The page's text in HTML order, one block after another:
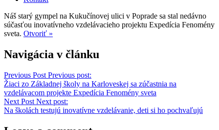
Náš starý gympel na Kukučínovej ulici v Poprade sa stal nedávno
súčasťou inovatívneho vzdelávacieho projektu Expedícia Fenomény
sveta. Otvoriť »
Navigácia v článku
Previous Post Previous post:
Žiaci zo Základnej školy na Karloveskej sa zúčastnia na
vzdelávacom projekte Expedícia Fenomény sveta
Next Post Next post:
Na školách testujú inovatívne vzdelávanie, deti si ho pochvaľujú